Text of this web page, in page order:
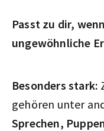
Passt zu dir,
ungewöhnliche
Besonders stark:
gehören unter
Sprechen,